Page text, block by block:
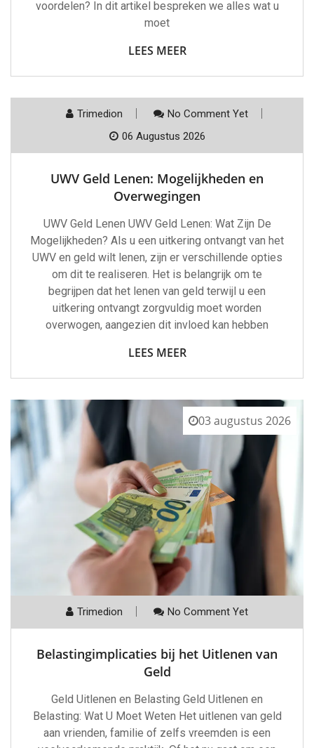
voordelen? In dit artikel bespreken we alles wat u
moet
LEES MEER
Trimedion
No Comment Yet
06 Augustus 2026
UWV Geld Lenen: Mogelijkheden en
Overwegingen
UWV Geld Lenen UWV Geld Lenen: Wat Zijn De
Mogelijkheden? Als u een uitkering ontvangt van het
UWV en geld wilt lenen, zijn er verschillende opties
om dit te realiseren. Het is belangrijk om te
begrijpen dat het lenen van geld terwijl u een
uitkering ontvangt zorgvuldig moet worden
overwogen, aangezien dit invloed kan hebben
LEES MEER
03 augustus 2026
Trimedion No Comment Yet
Belastingimplicaties bij het Uitlenen van
Geld
Geld Uitlenen en Belasting Geld Uitlenen en
Belasting: Wat U Moet Weten Het uitlenen van geld
aan vrienden, familie of zelfs vreemden is een